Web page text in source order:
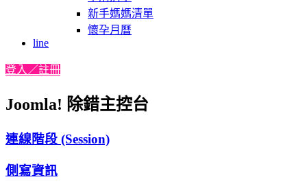
新手媽媽清單
懷孕月曆
line
登入／註冊
Joomla! 除錯主控台
連線階段 (Session)
側寫資訊